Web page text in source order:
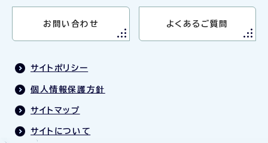
お問い合わせ よくあるご質問
サイトポリシー
個人情報保護方針
サイトマップ
サイトについて